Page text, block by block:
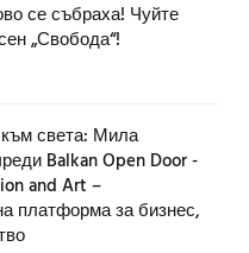
се събраха! Чуйте
„Свобода“!
света: Мила
Balkan Open Door -
and Art –
платформа за бизнес,